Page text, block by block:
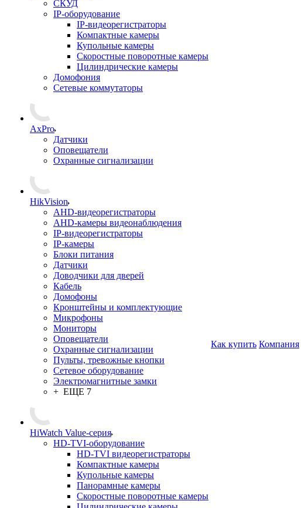
CКУД
IP-оборудование
IP-видеорегистраторы
Компактные камеры
Купольные камеры
Скоростные поворотные камеры
Цилиндрические камеры
Домофония
Сетевые коммутаторы
AxPro
Датчики
Оповещатели
Охранные сигнализации
HikVision
AHD-видеорегистраторы
AHD-камеры видеонаблюдения
IP-видеорегистраторы
IP-камеры
Блоки питания
Датчики
Доводчики для дверей
Кабель
Домофоны
Кронштейны и комплектующие
Микрофоны
Мониторы
Оповещатели
Охранные сигнализации
Пульты, тревожные кнопки
Сетевое оборудование
Электромагнитные замки
+ ЕЩЕ 7
HiWatch Value-серия
HD-TVI-оборудование
HD-TVI видеорегистраторы
Компактные камеры
Купольные камеры
Панорамные камеры
Скоростные поворотные камеры
Как купить Компания